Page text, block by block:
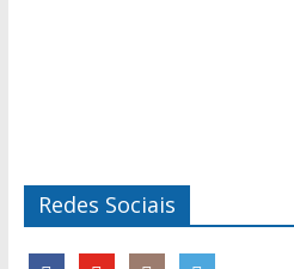
Redes Sociais